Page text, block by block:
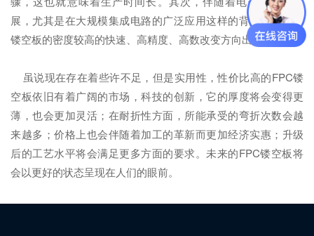
展，尤其是在大规模集成电路的广泛应用这样的背景下，FPC
镂空板的密度较高的快速、高精度、高数改变方向出现细纹。
虽说现在存在着些许不足，但是实用性，性价比高的FPC镂
空板依旧有着广阔的市场，科技的创新，它的厚度将会变得更
薄，也会更加灵活；在耐折性方面，所能承受的弯折次数会越
来越多；价格上也会伴随着加工的革新而更加经济实惠；升级
后的工艺水平将会满足更多方面的要求。未来的FPC镂空板将
会以更好的状态呈现在人们的眼前。